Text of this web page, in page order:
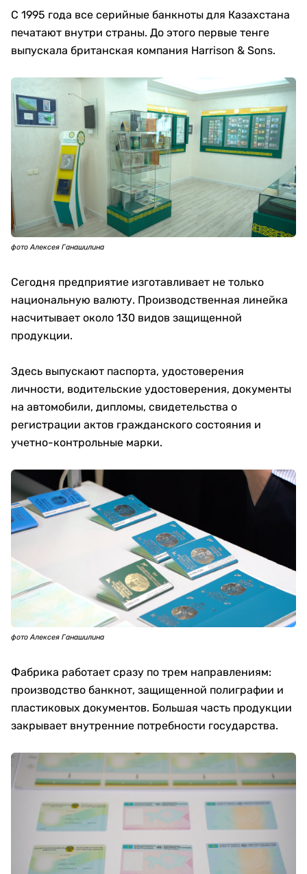
С 1995 года все серийные банкноты для Казахстана
печатают внутри страны. До этого первые тенге
выпускала британская компания Harrison & Sons.
фото Алексея Ганашилина
Сегодня предприятие изготавливает не только
национальную валюту. Производственная линейка
насчитывает около 130 видов защищенной
продукции.
Здесь выпускают паспорта, удостоверения
личности, водительские удостоверения, документы
на автомобили, дипломы, свидетельства о
регистрации актов гражданского состояния и
учетно-контрольные марки.
фото Алексея Ганашилина
Фабрика работает сразу по трем направлениям:
производство банкнот, защищенной полиграфии и
пластиковых документов. Большая часть продукции
закрывает внутренние потребности государства.